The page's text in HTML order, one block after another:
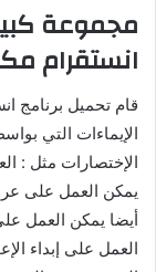
مجموعة
انستقرام
قام تحميل برنامج
الإيماءات التي
الإختصارات مثل :
يمكن العمل على
أيضا يمكن العمل
العمل على إبداء